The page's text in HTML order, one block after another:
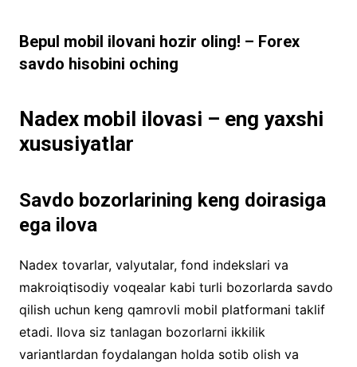
Bepul mobil ilovani hozir oling! – Forex
savdo hisobini oching
Nadex mobil ilovasi – eng yaxshi
xususiyatlar
Savdo bozorlarining keng doirasiga
ega ilova
Nadex tovarlar, valyutalar, fond indekslari va
makroiqtisodiy voqealar kabi turli bozorlarda savdo
qilish uchun keng qamrovli mobil platformani taklif
etadi. Ilova siz tanlagan bozorlarni ikkilik
variantlardan foydalangan holda sotib olish va